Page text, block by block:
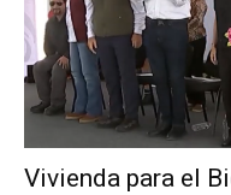
Vivienda para el